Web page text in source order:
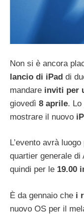
Non si è ancora
lancio di iPad di
mandare inviti per
giovedì 8 aprile. Lo
mostrare il nuovo
L’evento avrà
quartier generale di
quindi per le 19.00
È da gennaio che i
nuovo OS per il